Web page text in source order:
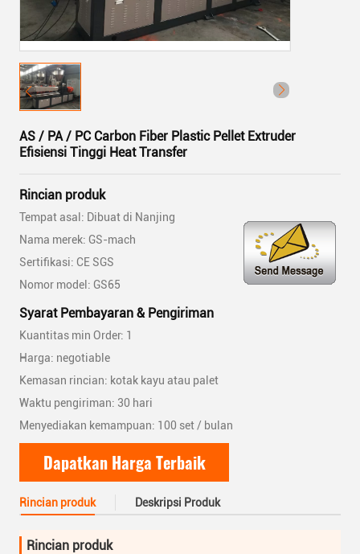
AS / PA / PC Carbon Fiber Plastic Pellet Extruder
Efisiensi Tinggi Heat Transfer
Rincian produk
Tempat asal: Dibuat di Nanjing
Nama merek: GS-mach
Sertifikasi: CE SGS
Nomor model: GS65
Syarat Pembayaran & Pengiriman
Kuantitas min Order: 1
Harga: negotiable
Kemasan rincian: kotak kayu atau palet
Waktu pengiriman: 30 hari
Menyediakan kemampuan: 100 set / bulan
Dapatkan Harga Terbaik
Rincian produk Deskripsi Produk
Rincian produk